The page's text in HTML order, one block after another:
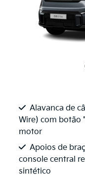
Alavanca de
Wire) com botão
motor
Apoios de
console central
sintético